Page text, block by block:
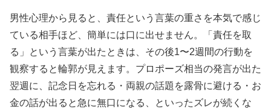
男性心理から見ると、責任という言葉の重さを本気で感じ
ている相手ほど、簡単には口に出せません。「責任を取
る」という言葉が出たときは、その後1〜2週間の行動を
観察すると輪郭が見えます。プロポーズ相当の発言が出た
翌週に、記念日を忘れる・両親の話題を露骨に避ける・お
金の話が出ると急に無口になる、といったズレが続くな